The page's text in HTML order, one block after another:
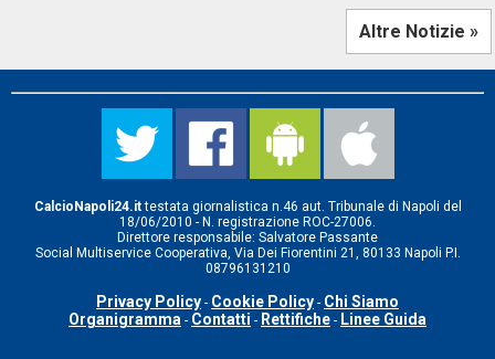
Altre Notizie »
CalcioNapoli24.ittestata giornalistica n.46 aut. Tribunale di Napoli del
18/06/2010 - N. registrazione ROC-27006.
Direttore responsabile: Salvatore Passante
Social Multiservice Cooperativa, Via Dei Fiorentini 21, 80133 Napoli P.I.
08796131210
Privacy Policy - Cookie Policy - Chi Siamo
Organigramma - Contatti - Rettifiche - Linee Guida